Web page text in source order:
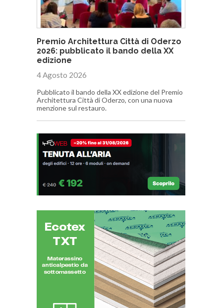
Premio Architettura Città di Oderzo
2026: pubblicato il bando della XX
edizione
4 Agosto 2026
Pubblicato il bando della XX edizione del Premio
Architettura Città di Oderzo, con una nuova
menzione sul restauro.